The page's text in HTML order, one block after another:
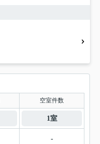
空室件数
1室
-